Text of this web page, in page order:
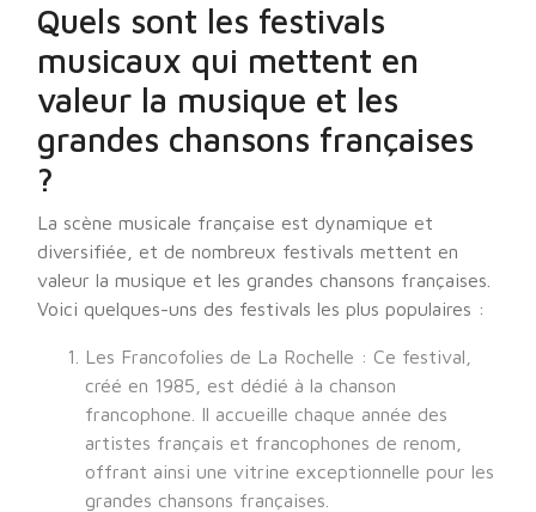
Quels sont les festivals
musicaux qui mettent en
valeur la musique et les
grandes chansons françaises
?
La scène musicale française est dynamique et
diversifiée, et de nombreux festivals mettent en
valeur la musique et les grandes chansons françaises.
Voici quelques-uns des festivals les plus populaires :
Les Francofolies de La Rochelle : Ce festival,
créé en 1985, est dédié à la chanson
francophone. Il accueille chaque année des
artistes français et francophones de renom,
offrant ainsi une vitrine exceptionnelle pour les
grandes chansons françaises.